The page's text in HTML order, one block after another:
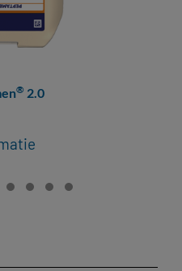
® 2.0